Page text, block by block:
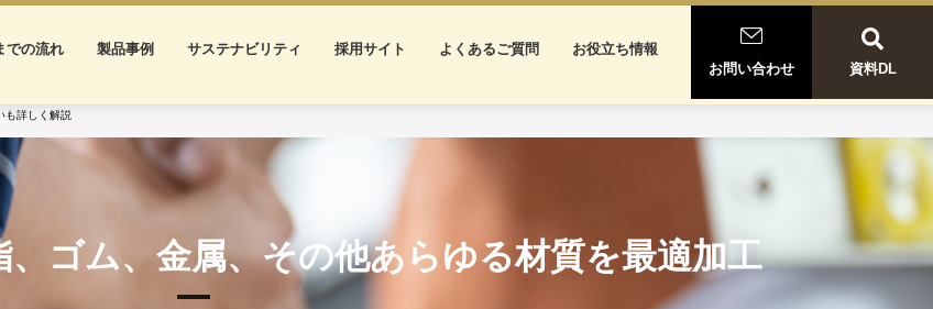
での流れ 製品事例 サステナビリティ 採用サイト よくあるご質問
お役立ち情報
お問い合わせ
資料DL
も詳しく解説
ゴム、金属、その他あらゆる材質を最適加工